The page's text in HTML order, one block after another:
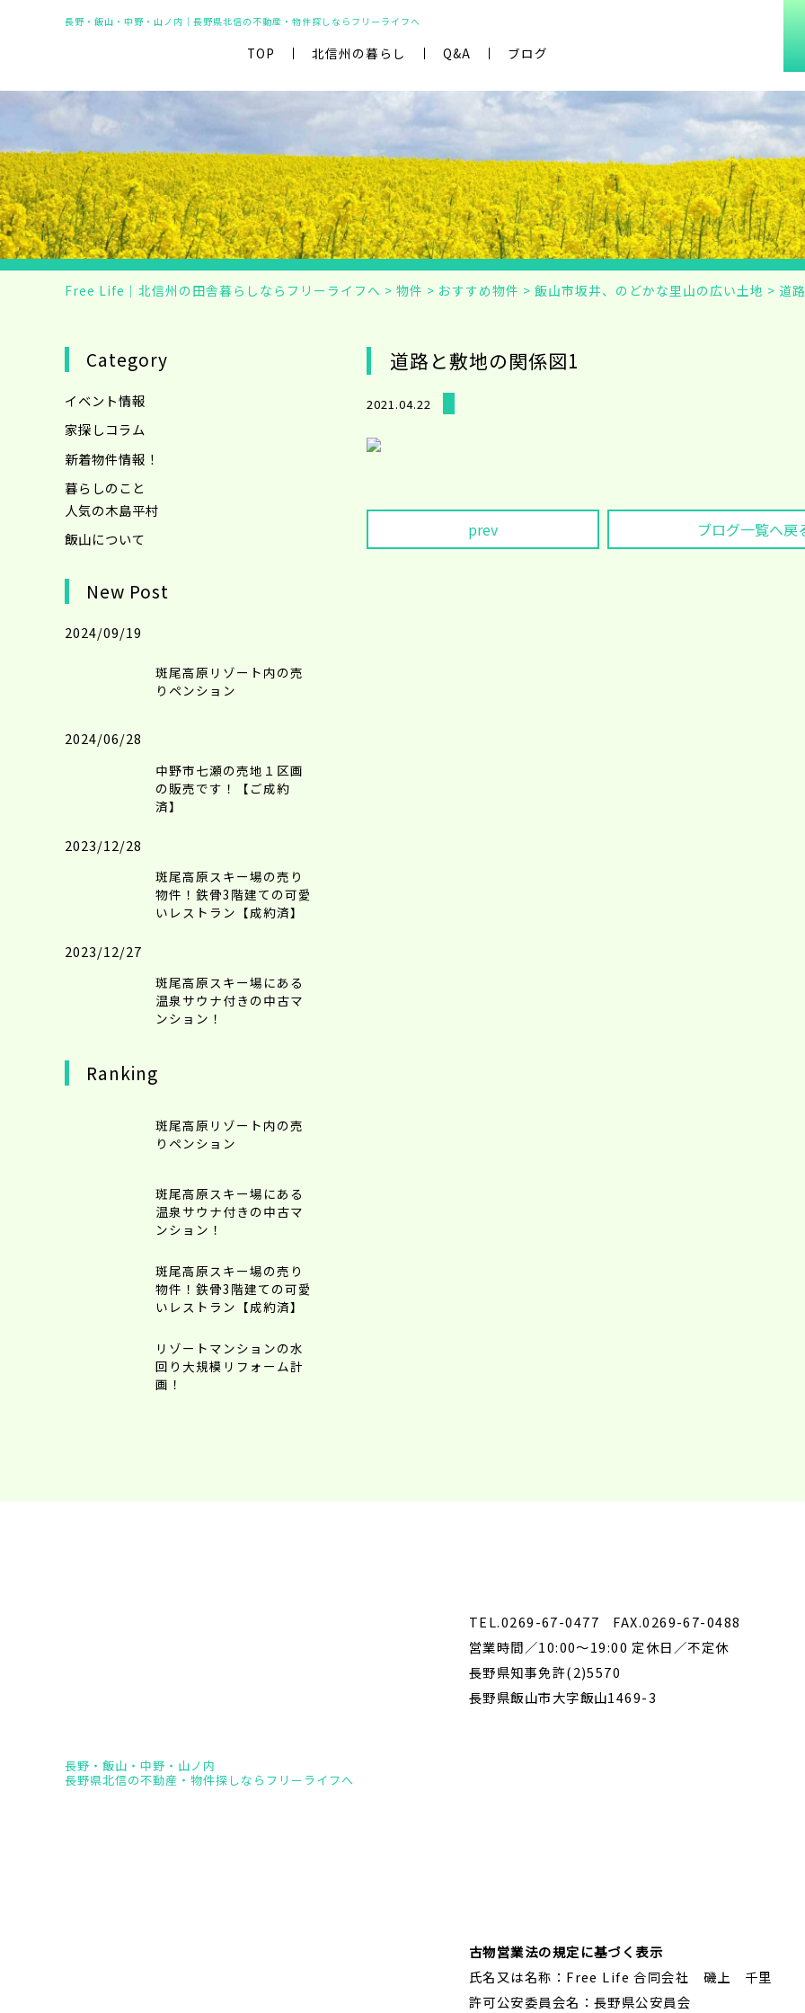
長野・飯山・中野・山ノ内｜長野県北信の不動産・物件探しならフリーライフへ
TOP 北信州の暮らし Q&A ブログ
Free Life｜北信州の田舎暮らしならフリーライフへ > 物件 > おすすめ物件 > 飯山市坂井、のどかな里山の広い土地 > 道
道路と敷地の関係図1
2021.04.22
prev ブログ一覧へ戻
Category
イベント情報
家探しコラム
新着物件情報！
暮らしのこと
人気の木島平村
飯山について
New Post
2024/09/19
斑尾高原リゾート内の売
りペンション
2024/06/28
中野市七瀬の売地１区画
の販売です！【ご成約
済】
2023/12/28
斑尾高原スキー場の売り
物件！鉄骨3階建ての可愛
いレストラン【成約済】
2023/12/27
斑尾高原スキー場にある
温泉サウナ付きの中古マ
ンション！
Ranking
斑尾高原リゾート内の売
りペンション
斑尾高原スキー場にある
温泉サウナ付きの中古マ
ンション！
斑尾高原スキー場の売り
物件！鉄骨3階建ての可愛
いレストラン【成約済】
リゾートマンションの水
回り大規模リフォーム計
画！
長野・飯山・中野・山ノ内
長野県北信の不動産・物件探しならフリーライフへ
TEL.0269-67-0477 FAX.0269-67-0488
営業時間／10:00～19:00 定休日／不定休
長野県知事免許(2)5570
長野県飯山市大字飯山1469-3
古物営業法の規定に基づく表示
氏名又は名称：Free Life 合同会社 磯上 千里
許可公安委員会名：長野県公安員会